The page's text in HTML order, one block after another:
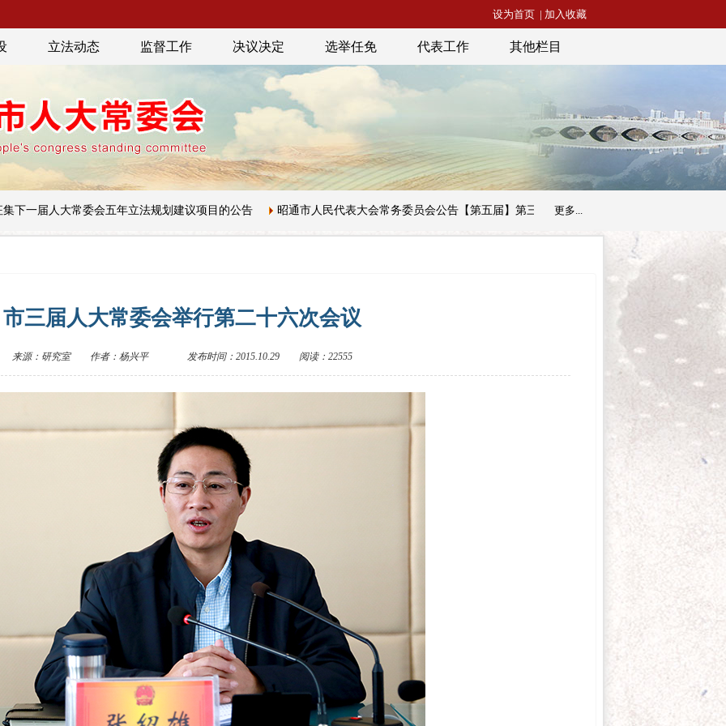
设为首页 | 加入收藏
立法动态 监督工作 决议决定 选举任免 代表工作 其他栏目
委会五年立法规划建议项目的公告 昭通市人民代表大会常务委员会公告【第五届】第三十三号 昭通市人民代表大会常务委员会公告【
更多...
市三届人大常委会举行第二十六次会议
来源：研究室 作者：杨兴平 发布时间：2015.10.29 阅读：22555